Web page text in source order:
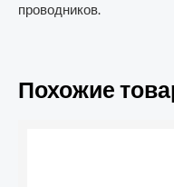
проводников.
Похожие